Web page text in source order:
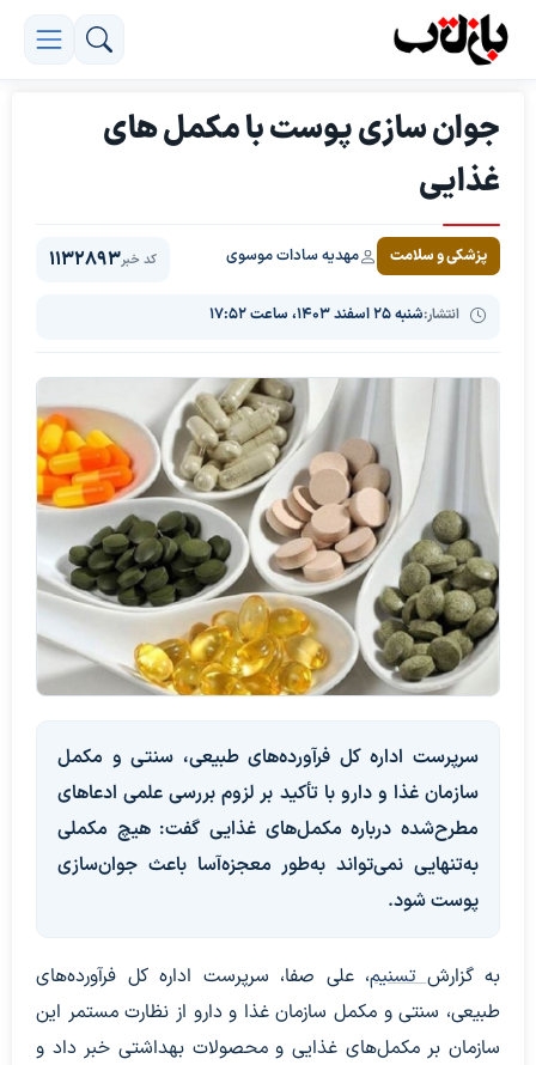
جوان سازی پوست با مکمل های
غذایی
پزشکی و سلامت مهدیه سادات موسوی
انتشار:شنبه ۲۵ اسفند ۱۴۰۳، ساعت ۱۷:۵۲
کد خبر1132893
سرپرست اداره کل فرآورده‌های طبیعی، سنتی و مکمل
سازمان غذا و دارو با تأکید بر لزوم بررسی علمی ادعاهای
مطرح‌شده درباره مکمل‌های غذایی گفت: هیچ مکملی
به‌تنهایی نمی‌تواند به‌طور معجزه‌آسا باعث جوان‌سازی
پوست شود.
به گزارشتسنیم، علی صفا، سرپرست اداره کل فرآورده‌های
طبیعی، سنتی و مکمل سازمان غذا و دارو از نظارت مستمر این
سازمان بر مکمل‌های غذایی و محصولات بهداشتی خبر داد و